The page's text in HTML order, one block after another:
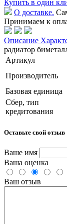
Купить в один
О доставке.
Принимаем к
Описание
радиатор
Артикул
Производитель
Базовая единица
Сбер, тип
кредитования
Оставьте свой отзыв
Ваше имя
Ваша оценка
Ваш отзыв